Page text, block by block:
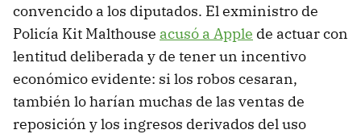
convencido a los diputados. El exministro de
Policía Kit Malthouse acusó a Apple de actuar con
lentitud deliberada y de tener un incentivo
económico evidente: si los robos cesaran,
también lo harían muchas de las ventas de
reposición y los ingresos derivados del uso